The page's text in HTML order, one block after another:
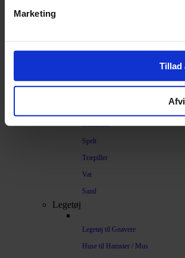
Marketing
Tillad
Strøelse og bundlag
Bommuld
Spelt
Træpiller
Vat
Sand
Legetøj
Legetøj til Gnavere
Huse til Hamster / Mus